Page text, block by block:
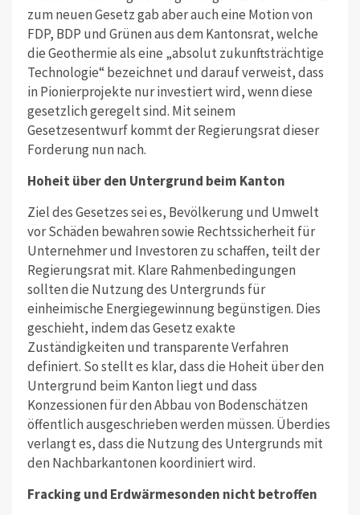
zum neuen Gesetz gab aber auch eine Motion von
FDP, BDP und Grünen aus dem Kantonsrat, welche
die Geothermie als eine „absolut zukunftsträchtige
Technologie“ bezeichnet und darauf verweist, dass
in Pionierprojekte nur investiert wird, wenn diese
gesetzlich geregelt sind. Mit seinem
Gesetzesentwurf kommt der Regierungsrat dieser
Forderung nun nach.
Hoheit über den Untergrund beim Kanton
Ziel des Gesetzes sei es, Bevölkerung und Umwelt
vor Schäden bewahren sowie Rechtssicherheit für
Unternehmer und Investoren zu schaffen, teilt der
Regierungsrat mit. Klare Rahmenbedingungen
sollten die Nutzung des Untergrunds für
einheimische Energiegewinnung begünstigen. Dies
geschieht, indem das Gesetz exakte
Zuständigkeiten und transparente Verfahren
definiert. So stellt es klar, dass die Hoheit über den
Untergrund beim Kanton liegt und dass
Konzessionen für den Abbau von Bodenschätzen
öffentlich ausgeschrieben werden müssen. Überdies
verlangt es, dass die Nutzung des Untergrunds mit
den Nachbarkantonen koordiniert wird.
Fracking und Erdwärmesonden nicht betroffen